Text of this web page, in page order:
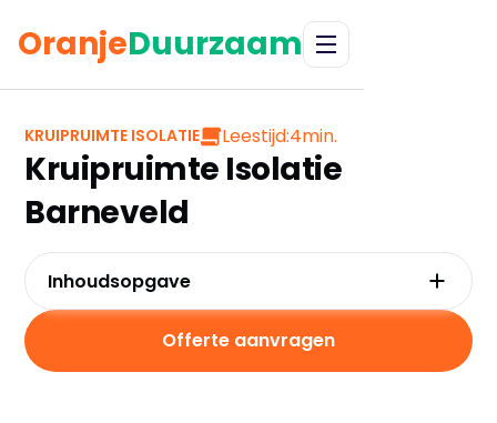
OranjeDuurzaam
KRUIPRUIMTE ISOLATIE Leestijd:4min.
Kruipruimte Isolatie
Barneveld
Inhoudsopgave
Barneveld?
Kosten en besparingen in Barneveld
Offerte aanvragen